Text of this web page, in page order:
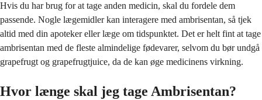
Hvis du har brug for at tage anden medicin, skal du fordele dem
passende. Nogle lægemidler kan interagere med ambrisentan, så tjek
altid med din apoteker eller læge om tidspunktet. Det er helt fint at tage
ambrisentan med de fleste almindelige fødevarer, selvom du bør undgå
grapefrugt og grapefrugtjuice, da de kan øge medicinens virkning.
Hvor længe skal jeg tage Ambrisentan?